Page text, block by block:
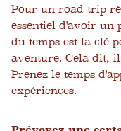
Pour un road trip
essentiel d'avoir un
du temps est la clé
aventure. Cela dit,
Prenez le temps
expériences.